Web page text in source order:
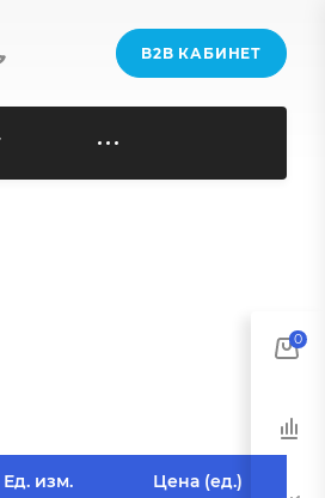
B2B КАБИНЕТ
Ед. изм. Цена (ед.)
0